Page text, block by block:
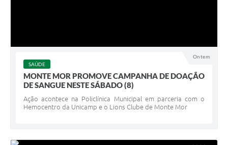
Ontem
SAÚDE
MONTE MOR PROMOVE CAMPANHA DE DOAÇÃO
DE SANGUE NESTE SÁBADO (8)
Ação acontece na Policlínica Municipal em parceria com o
Hemocentro da Unicamp e o Lions Clube de Monte Mor